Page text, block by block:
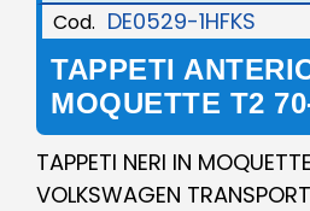
Cod. DE0529-1HFKS
TAPPETI
MOQUETTE T2
TAPPETI NERI IN
VOLKSWAGEN